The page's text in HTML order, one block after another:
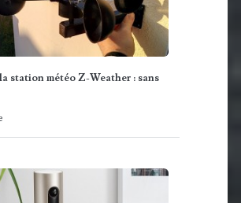
station météo Z-Weather : sans